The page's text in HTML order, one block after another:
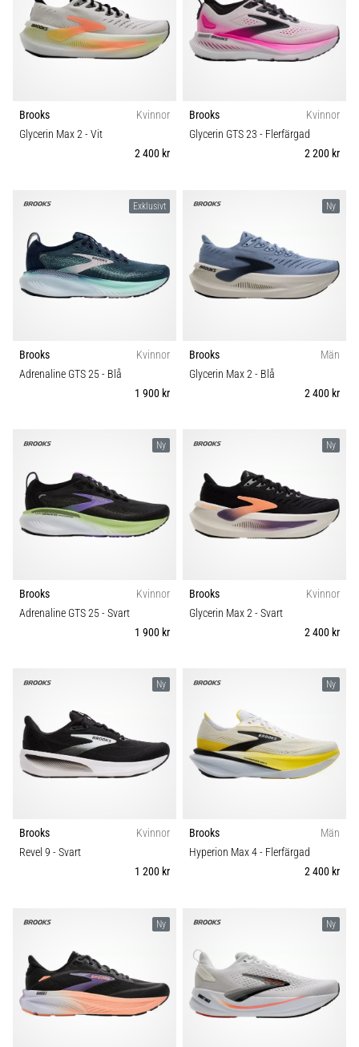
Brooks
Kvinnor
Glycerin Max 2- Vit
2 400 kr
Brooks
Kvinnor
Glycerin GTS 23 - Flerfärgad
2 200 kr
Exklusivt
Brooks
Kvinnor
Adrenaline GTS 25- Blå
1 900 kr
Ny
Brooks
Män
Glycerin Max 2- Blå
2 400 kr
Ny
Brooks
Kvinnor
Adrenaline GTS 25- Svart
1 900 kr
Ny
Brooks
Kvinnor
Glycerin Max 2- Svart
2 400 kr
Ny
Brooks
Kvinnor
Revel 9 - Svart
1 200 kr
Ny
Brooks
Män
Hyperion Max 4- Flerfärgad
2 400 kr
Ny Ny